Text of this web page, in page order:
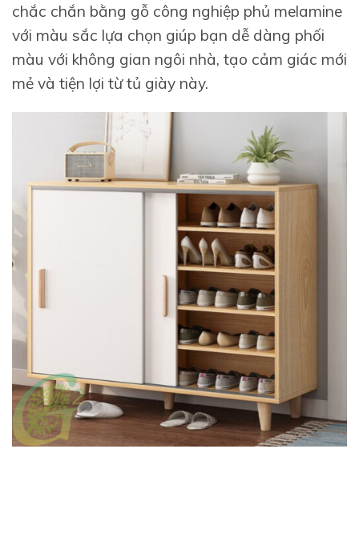
chắc chắn bằng gỗ công nghiệp phủ melamine
với màu sắc lựa chọn giúp bạn dễ dàng phối
màu với không gian ngôi nhà, tạo cảm giác mới
mẻ và tiện lợi từ tủ giày này.